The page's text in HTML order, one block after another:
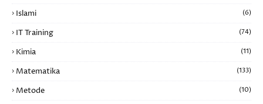
Islami (6)
IT Training (74)
Kimia (11)
Matematika (133)
Metode (10)